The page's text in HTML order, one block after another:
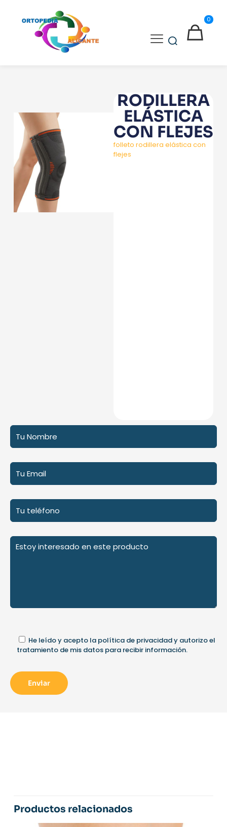
0
RODILLERA
ELÁSTICA
CON FLEJES
folleto rodillera elástica con
flejes
He leído y acepto la política de privacidady autorizo el
tratamiento de mis datos para recibir información.
Productos relacionados